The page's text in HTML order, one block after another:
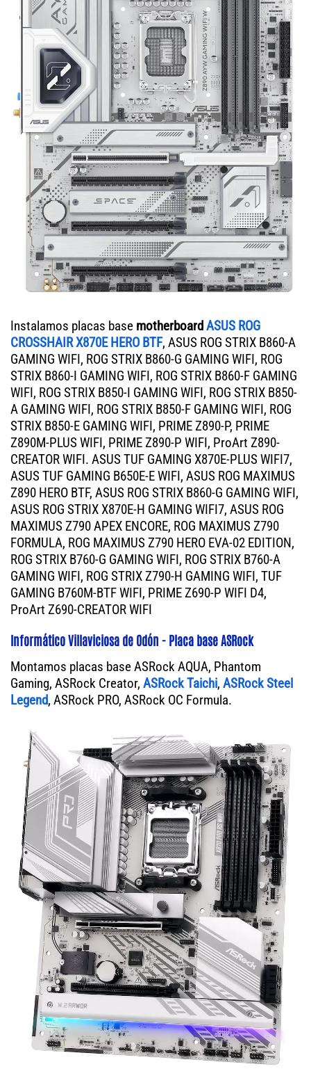
Instalamos placas base motherboardASUS ROG
CROSSHAIR X870E HERO BTF, ASUS ROG STRIX B860-A
GAMING WIFI, ROG STRIX B860-G GAMING WIFI, ROG
STRIX B860-I GAMING WIFI, ROG STRIX B860-F GAMING
WIFI, ROG STRIX B850-I GAMING WIFI, ROG STRIX B850-
A GAMING WIFI, ROG STRIX B850-F GAMING WIFI, ROG
STRIX B850-E GAMING WIFI, PRIME Z890-P, PRIME
Z890M-PLUS WIFI, PRIME Z890-P WIFI, ProArt Z890-
CREATOR WIFI. ASUS TUF GAMING X870E-PLUS WIFI7,
ASUS TUF GAMING B650E-E WIFI, ASUS ROG MAXIMUS
Z890 HERO BTF, ASUS ROG STRIX B860-G GAMING WIFI,
ASUS ROG STRIX X870E-H GAMING WIFI7, ASUS ROG
MAXIMUS Z790 APEX ENCORE, ROG MAXIMUS Z790
FORMULA, ROG MAXIMUS Z790 HERO EVA-02 EDITION,
ROG STRIX B760-G GAMING WIFI, ROG STRIX B760-A
GAMING WIFI, ROG STRIX Z790-H GAMING WIFI, TUF
GAMING B760M-BTF WIFI, PRIME Z690-P WIFI D4,
ProArt Z690-CREATOR WIFI
Informático Villaviciosa de Odón - Placa base ASRock
Montamos placas base ASRock AQUA, Phantom
Gaming, ASRock Creator, ASRock Taichi, ASRock Steel
Legend, ASRock PRO, ASRock OC Formula.